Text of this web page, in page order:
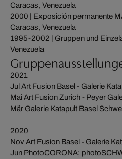
Caracas, Venezuela
2000 | Exposición permanente
Caracas, Venezuela
1995-2002 | Gruppen und
Venezuela
2021
Jul Art Fusion Basel - Galerie
Mai Art Fusion Zurich - Peyer
Mär Galerie Katapult Basel
2020
Nov Art Fusion Basel - Galerie
Jun PhotoCORONA;